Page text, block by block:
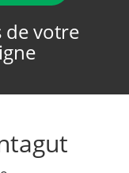
de votre